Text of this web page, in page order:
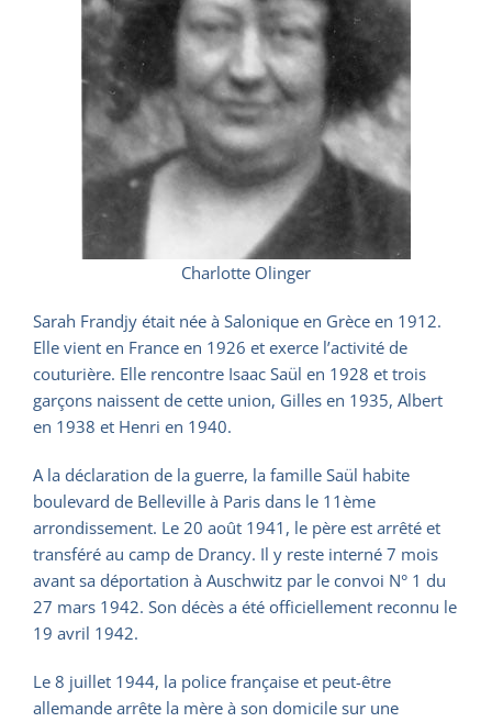
Charlotte Olinger
Sarah Frandjy était née à Salonique en Grèce en 1912.
Elle vient en France en 1926 et exerce l’activité de
couturière. Elle rencontre Isaac Saül en 1928 et trois
garçons naissent de cette union, Gilles en 1935, Albert
en 1938 et Henri en 1940.
A la déclaration de la guerre, la famille Saül habite
boulevard de Belleville à Paris dans le 11ème
arrondissement. Le 20 août 1941, le père est arrêté et
transféré au camp de Drancy. Il y reste interné 7 mois
avant sa déportation à Auschwitz par le convoi N° 1 du
27 mars 1942. Son décès a été officiellement reconnu le
19 avril 1942.
Le 8 juillet 1944, la police française et peut-être
allemande arrête la mère à son domicile sur une